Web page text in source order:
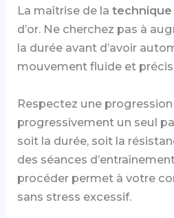
La maîtrise de latechnique
d’or. Ne cherchez pas à
la durée avant d’avoir
mouvement fluide et
Respectez une
progressivement un seul
soit la durée, soit la
des séances
procéder permet à votre
sans stress excessif.